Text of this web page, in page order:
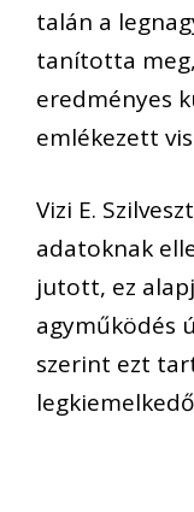
talán a
tanította
eredményes
emlékezett
Vizi E.
adatoknak
jutott, ez
agyműködés
szerint ezt